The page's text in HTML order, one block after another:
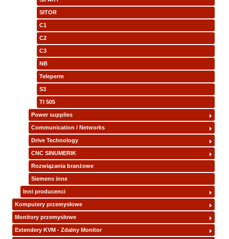
SITOR
C1
C2
C3
NB
Teleperm
S3
TI 505
Power supplies
Communication / Networks
Drive Technology
CNC SINUMERIK
Rozwiązania branżowe
Siemens inne
Inni producenci
Komputery przemysłowe
Monitory przemysłowe
Extendery KVM - Zdalny Monitor